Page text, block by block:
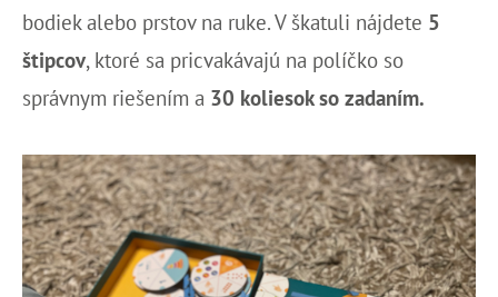
bodiek alebo prstov na ruke. V škatuli nájdete 5
štipcov, ktoré sa pricvakávajú na políčko so
správnym riešením a 30 koliesok so zadaním.